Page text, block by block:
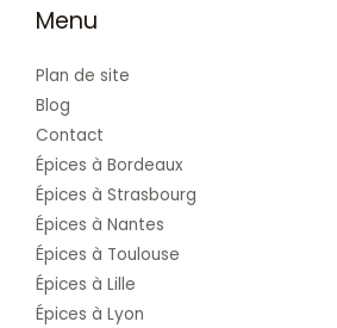
Menu
Plan de site
Blog
Contact
Épices à Bordeaux
Épices à Strasbourg
Épices à Nantes
Épices à Toulouse
Épices à Lille
Épices à Lyon